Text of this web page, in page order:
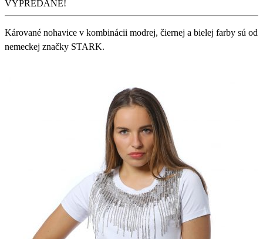
VYPREDANÉ!
Kárované nohavice v kombinácii modrej, čiernej a bielej farby sú od
nemeckej značky STARK.